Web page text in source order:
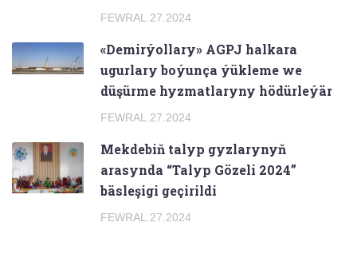
FEWRAL.27.2024
«Demirýollary» AGPJ halkara
ugurlary boýunça ýükleme we
düşürme hyzmatlaryny hödürleýär
FEWRAL.27.2024
Mekdebiň talyp gyzlarynyň
arasynda “Talyp Gözeli 2024”
bäsleşigi geçirildi
FEWRAL.27.2024